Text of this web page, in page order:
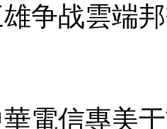
争战雲端
電信專美